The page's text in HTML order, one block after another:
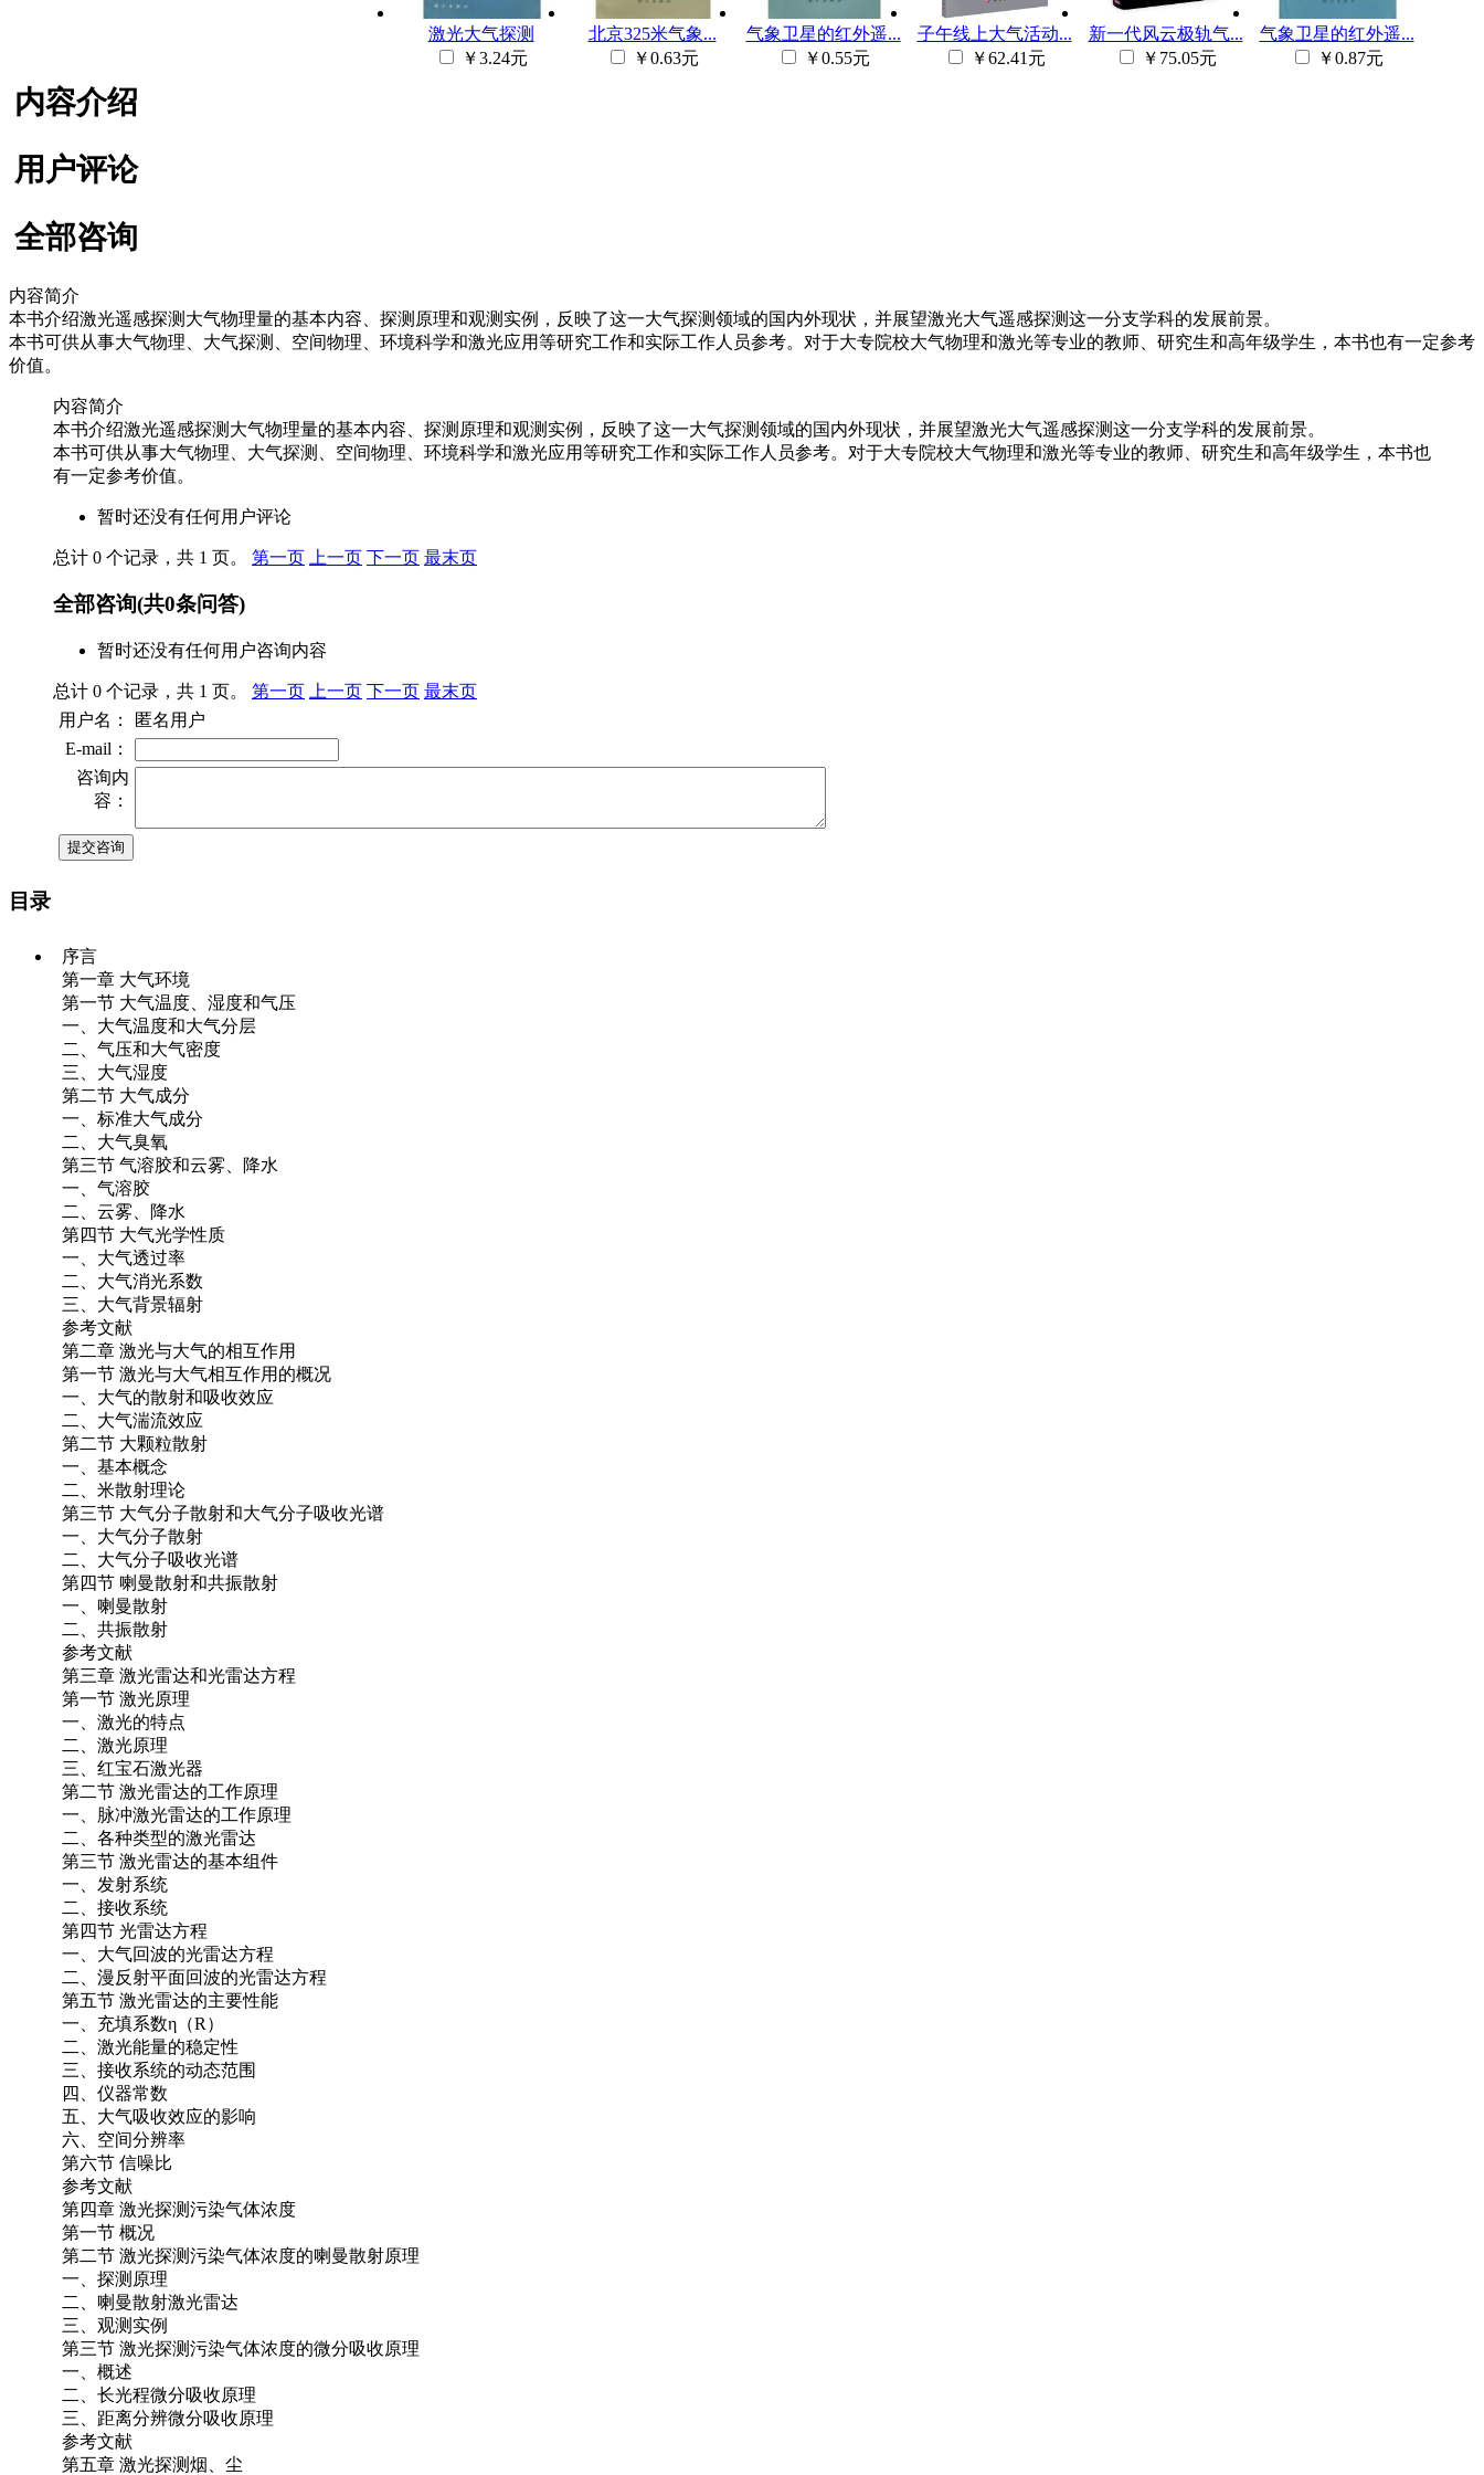
激光大气探测
￥3.24元
北京325米气象...
￥0.63元
气象卫星的红外遥...
￥0.55元
子午线上大气活动...
￥62.41元
新一代风云极轨气...
￥75.05元
气象卫星的红外遥...
￥0.87元
内容介绍
用户评论
全部咨询
内容简介
本书介绍激光遥感探测大气物理量的基本内容、探测原理和观测实例，反映了这一大气探测领域的国内外现状，并展望激光大气遥感探测这一分支学科的发展前景。
本书可供从事大气物理、大气探测、空间物理、环境科学和激光应用等研究工作和实际工作人员参考。对于大专院校大气物理和激光等专业的教师、研究生和高年级学生，本书也有一定参考
价值。
内容简介
本书介绍激光遥感探测大气物理量的基本内容、探测原理和观测实例，反映了这一大气探测领域的国内外现状，并展望激光大气遥感探测这一分支学科的发展前景。
本书可供从事大气物理、大气探测、空间物理、环境科学和激光应用等研究工作和实际工作人员参考。对于大专院校大气物理和激光等专业的教师、研究生和高年级学生，本书也
有一定参考价值。
暂时还没有任何用户评论
总计 0 个记录，共 1 页。 第一页 上一页 下一页 最末页
全部咨询(共0条问答)
暂时还没有任何用户咨询内容
总计 0 个记录，共 1 页。 第一页 上一页 下一页 最末页
用户名：
匿名用户
E-mail：
咨询内
容：
目录
序言
第一章 大气环境
第一节 大气温度、湿度和气压
一、大气温度和大气分层
二、气压和大气密度
三、大气湿度
第二节 大气成分
一、标准大气成分
二、大气臭氧
第三节 气溶胶和云雾、降水
一、气溶胶
二、云雾、降水
第四节 大气光学性质
一、大气透过率
二、大气消光系数
三、大气背景辐射
参考文献
第二章 激光与大气的相互作用
第一节 激光与大气相互作用的概况
一、大气的散射和吸收效应
二、大气湍流效应
第二节 大颗粒散射
一、基本概念
二、米散射理论
第三节 大气分子散射和大气分子吸收光谱
一、大气分子散射
二、大气分子吸收光谱
第四节 喇曼散射和共振散射
一、喇曼散射
二、共振散射
参考文献
第三章 激光雷达和光雷达方程
第一节 激光原理
一、激光的特点
二、激光原理
三、红宝石激光器
第二节 激光雷达的工作原理
一、脉冲激光雷达的工作原理
二、各种类型的激光雷达
第三节 激光雷达的基本组件
一、发射系统
二、接收系统
第四节 光雷达方程
一、大气回波的光雷达方程
二、漫反射平面回波的光雷达方程
第五节 激光雷达的主要性能
一、充填系数η（R）
二、激光能量的稳定性
三、接收系统的动态范围
四、仪器常数
五、大气吸收效应的影响
六、空间分辨率
第六节 信噪比
参考文献
第四章 激光探测污染气体浓度
第一节 概况
第二节 激光探测污染气体浓度的喇曼散射原理
一、探测原理
二、喇曼散射激光雷达
三、观测实例
第三节 激光探测污染气体浓度的微分吸收原理
一、概述
二、长光程微分吸收原理
三、距离分辨微分吸收原理
参考文献
第五章 激光探测烟、尘